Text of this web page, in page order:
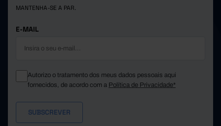
MANTENHA-SE A PAR.
E-MAIL
Autorizo o tratamento dos meus dados pessoais aqui
fornecidos, de acordo com a Política de Privacidade*